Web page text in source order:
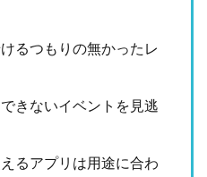
るつもりの無かったレ
きないイベントを見逃
るアプリは用途に合わ